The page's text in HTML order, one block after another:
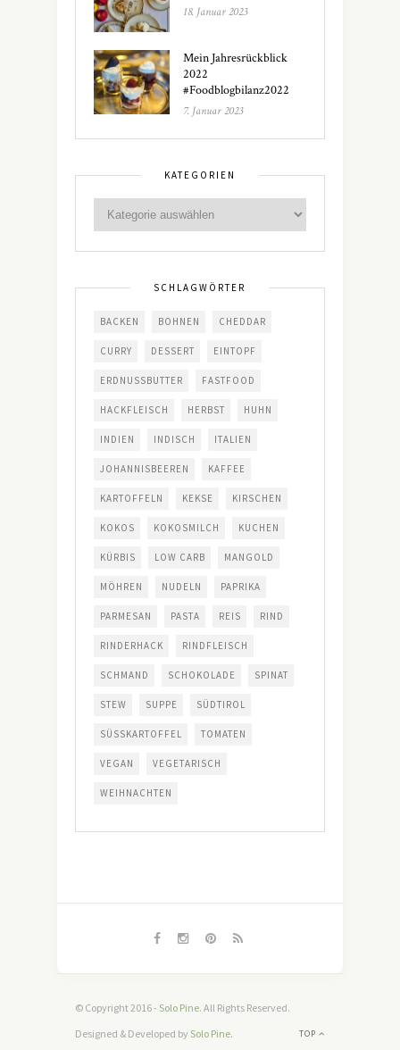
18. Januar 2023
Mein Jahresrückblick
2022
#Foodblogbilanz2022
7. Januar 2023
KATEGORIEN
SCHLAGWÖRTER
BACKEN BOHNEN CHEDDAR
CURRY DESSERT EINTOPF
ERDNUSSBUTTER FASTFOOD
HACKFLEISCH HERBST HUHN
INDIEN INDISCH ITALIEN
JOHANNISBEEREN KAFFEE
KARTOFFELN KEKSE KIRSCHEN
KOKOS KOKOSMILCH KUCHEN
KÜRBIS LOW CARB MANGOLD
MÖHREN NUDELN PAPRIKA
PARMESAN PASTA REIS RIND
RINDERHACK RINDFLEISCH
SCHMAND SCHOKOLADE SPINAT
STEW SUPPE SÜDTIROL
SÜSSKARTOFFEL TOMATEN
VEGAN VEGETARISCH
WEIHNACHTEN
© Copyright 2016 - Solo Pine. All Rights Reserved.
TOP
Designed & Developed by Solo Pine.